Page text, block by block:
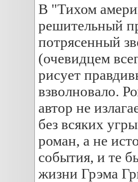
В "Тихом
решительный
потрясенный
(очевидцем
рисует
взволновало.
автор не
без всяких
роман, а не
события, и те
жизни Грэма